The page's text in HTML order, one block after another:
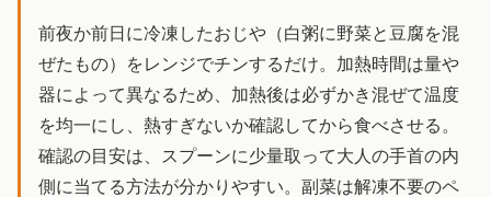
前夜か前日に冷凍したおじや（白粥に野菜と豆腐を混
ぜたもの）をレンジでチンするだけ。加熱時間は量や
器によって異なるため、加熱後は必ずかき混ぜて温度
を均一にし、熱すぎないか確認してから食べさせる。
確認の目安は、スプーンに少量取って大人の手首の内
側に当てる方法が分かりやすい。副菜は解凍不要のペ